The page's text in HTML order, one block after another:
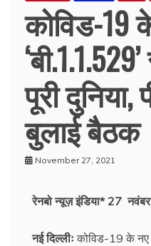
कोविड-19
पूरी दुनिया,
बुलाई बैठक
November 27, 2021
रेनबो न्यूज़ इंडिया* 27
नई दिल्लीःकोविड-19 के नए